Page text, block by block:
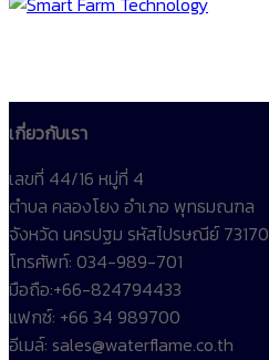
เกี่ยวกับเรา
เลขที่ 44/16 หมู่ที่ 4
ตำบล คลองโยง อำเภอ พุทธมณฑล
จังหวัด นครปฐม รหัสไปรษณีย์ 73170
โทรศัพท์: 034-989-701
มือถือ:+66-824794433
แฟกซ์: +66 34 989700
อีเมล์: sales@waterflame.co.th